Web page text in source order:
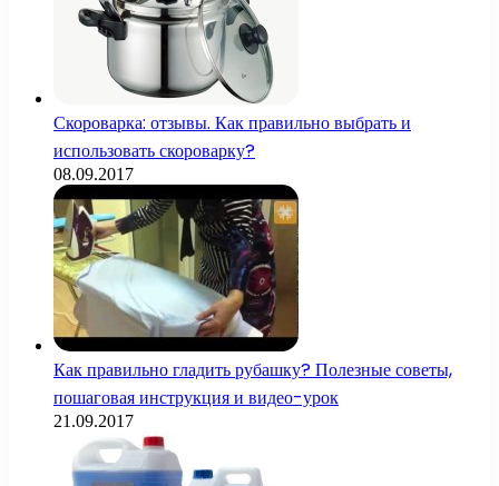
Скороварка: отзывы. Как правильно выбрать и
использовать скороварку?
08.09.2017
Как правильно гладить рубашку? Полезные советы,
пошаговая инструкция и видео-урок
21.09.2017